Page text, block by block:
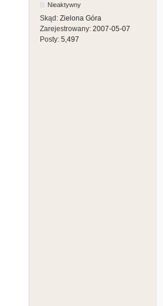
Nieaktywny
Skąd: Zielona Góra
Zarejestrowany: 2007-05-07
Posty: 5,497